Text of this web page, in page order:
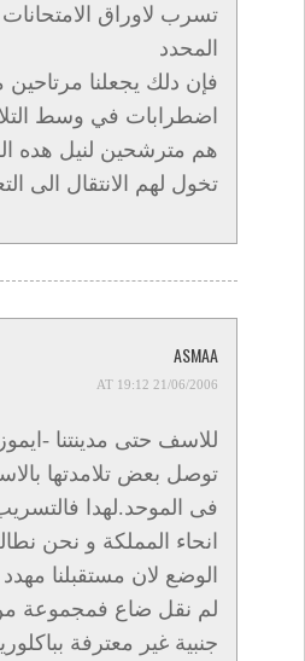
تسرب لاوراق
المحدد
فإن دلك يجعلنا مرتاحين
اضطرابات في وسط
هم مترشحين لنيل هده
تخول لهم الانتقال الى
ASMAA
21/06/2006 AT 19:12
للاسف حتى مدينتنا -
توصل بعض تلامدتها
فى الموحد.لهدا
انحاء المملكة و نحن
الوضع لان مستقبلنا
لم نقل ضاع فمجموعة من
جنبية غير معترفة